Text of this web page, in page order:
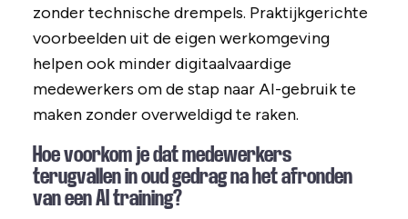
zonder technische drempels. Praktijkgerichte
voorbeelden uit de eigen werkomgeving
helpen ook minder digitaalvaardige
medewerkers om de stap naar AI-gebruik te
maken zonder overweldigd te raken.
Hoe voorkom je dat medewerkers
terugvallen in oud gedrag na het afronden
van een AI training?